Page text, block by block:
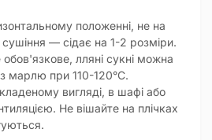
положенні, не на
— сідає на 1-2 розміри.
обов'язкове, лляні сукні можна
марлю при 110-120°C.
вигляді, в шафі або
Не вішайте на плічках